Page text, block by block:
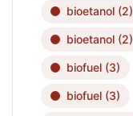
bioetanol (2)
bioetanol (2)
biofuel (3)
biofuel (3)